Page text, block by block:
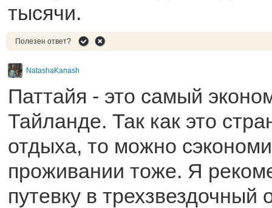
тысячи.
Полезен ответ?
NatashaKanash
Паттайя - это самый
Тайланде. Так как это
отдыха, то можно
проживании тоже. Я
путевку в трехзвездочный